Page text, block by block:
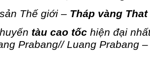
Thế giới – Tháp vàng
tàu cao tốc hiện đại
Prabang// Luang Prabang